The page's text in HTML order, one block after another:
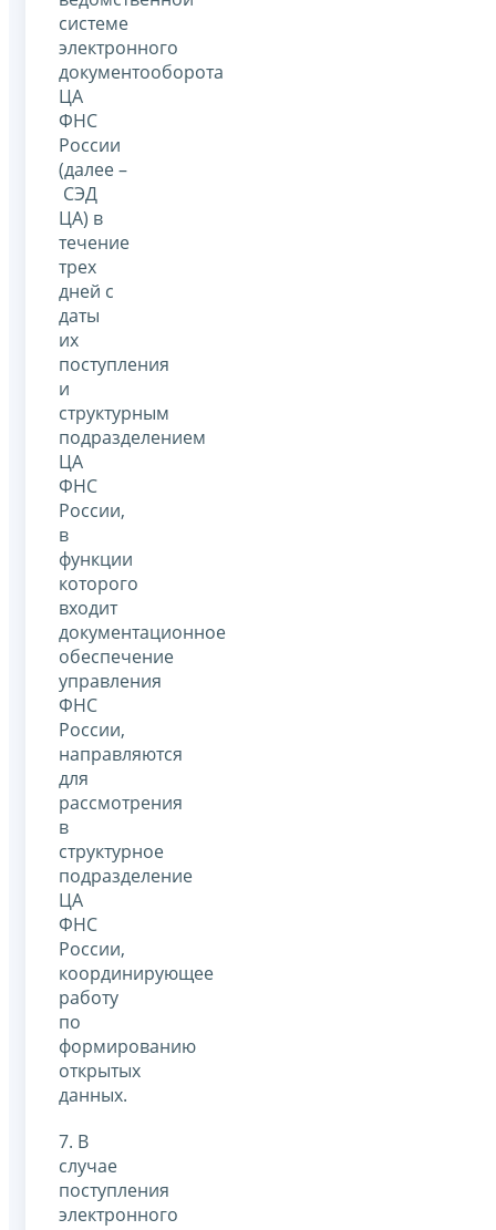
системе
электронного
документооборота
ЦА
ФНС
России
(далее –
СЭД
ЦА) в
течение
трех
дней с
даты
их
поступления
и
структурным
подразделением
ЦА
ФНС
России,
в
функции
которого
входит
документационное
обеспечение
управления
ФНС
России,
направляются
для
рассмотрения
в
структурное
подразделение
ЦА
ФНС
России,
координирующее
работу
по
формированию
открытых
данных.
7. В
случае
поступления
электронного